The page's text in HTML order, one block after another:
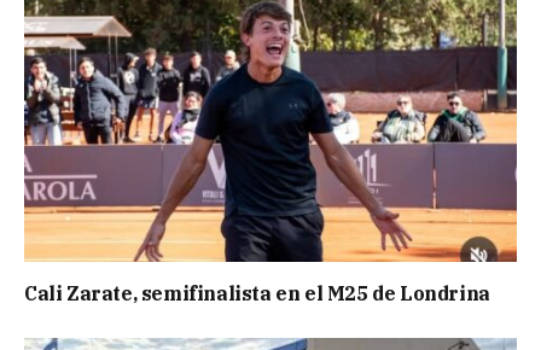
Cali Zarate, semifinalista en el M25 de Londrina